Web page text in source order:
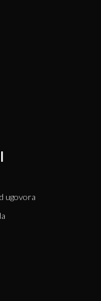
ugovora